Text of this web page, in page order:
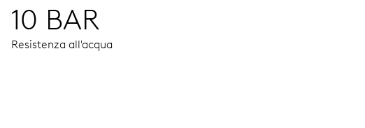
10 BAR
Resistenza all'acqua